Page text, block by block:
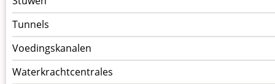
Tunnels
Voedingskanalen
Waterkrachtcentrales